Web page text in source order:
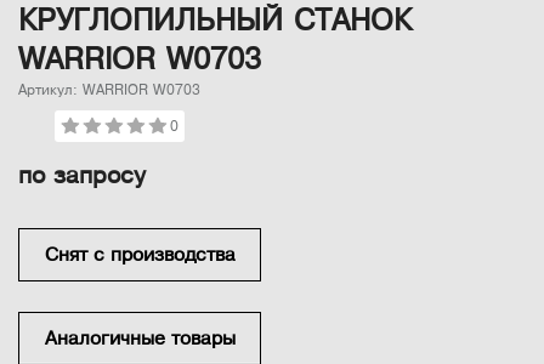
КРУГЛОПИЛЬНЫЙ СТАНОК
WARRIOR W0703
Артикул: WARRIOR W0703
0
по запросу
Снят с производства
Аналогичные товары